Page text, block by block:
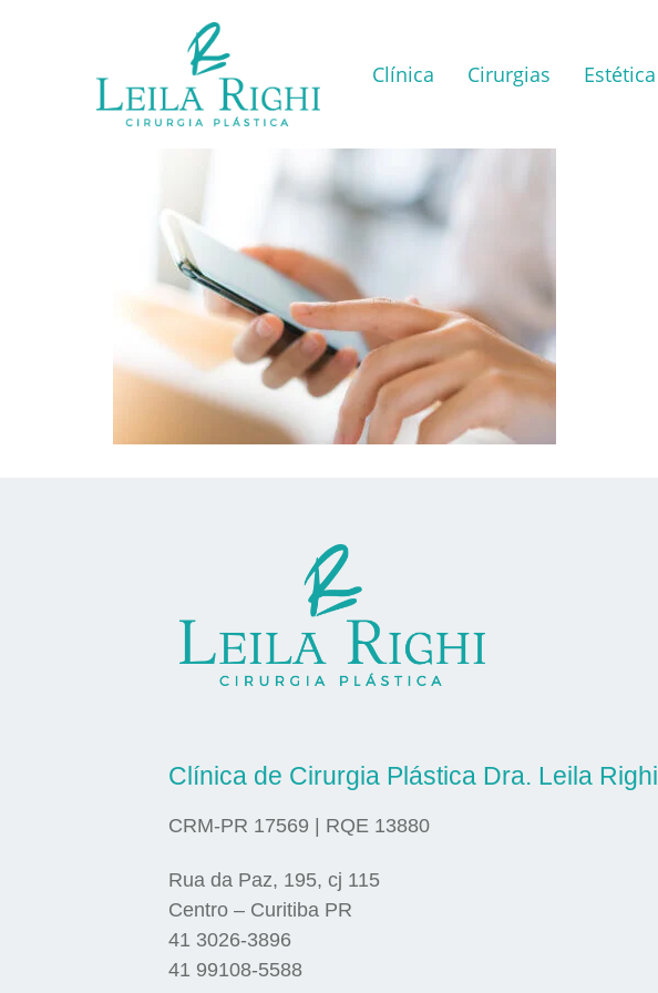
Clínica Cirurgias Estética
Clínica de Cirurgia Plástica Dra. Leila Righi
CRM-PR 17569 | RQE 13880
Rua da Paz, 195, cj 115
Centro – Curitiba PR
41 3026-3896
41 99108-5588